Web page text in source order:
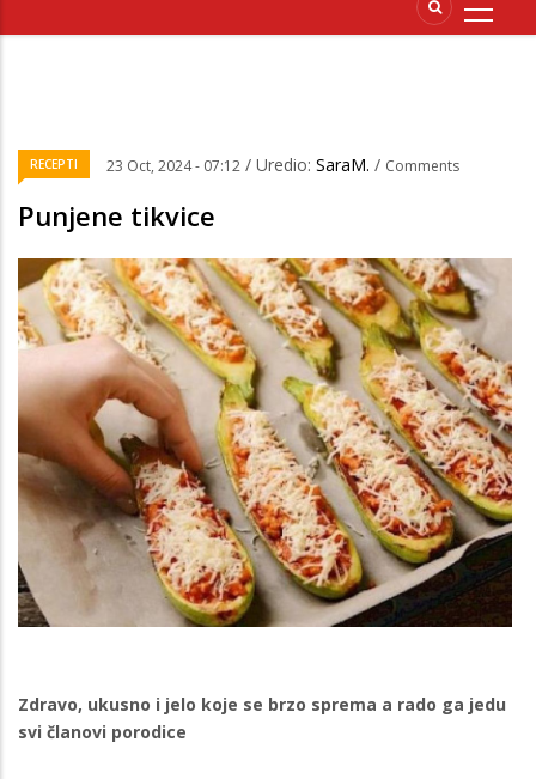
RECEPTI 23 Oct, 2024 - 07:12 / Uredio: SaraM. / Comments
Punjene tikvice
Zdravo, ukusno i jelo koje se brzo sprema a rado ga jedu
svi članovi porodice